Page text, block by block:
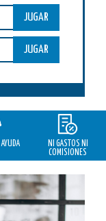
JUGAR
JUGAR
NI GASTOS NI
COMISIONES